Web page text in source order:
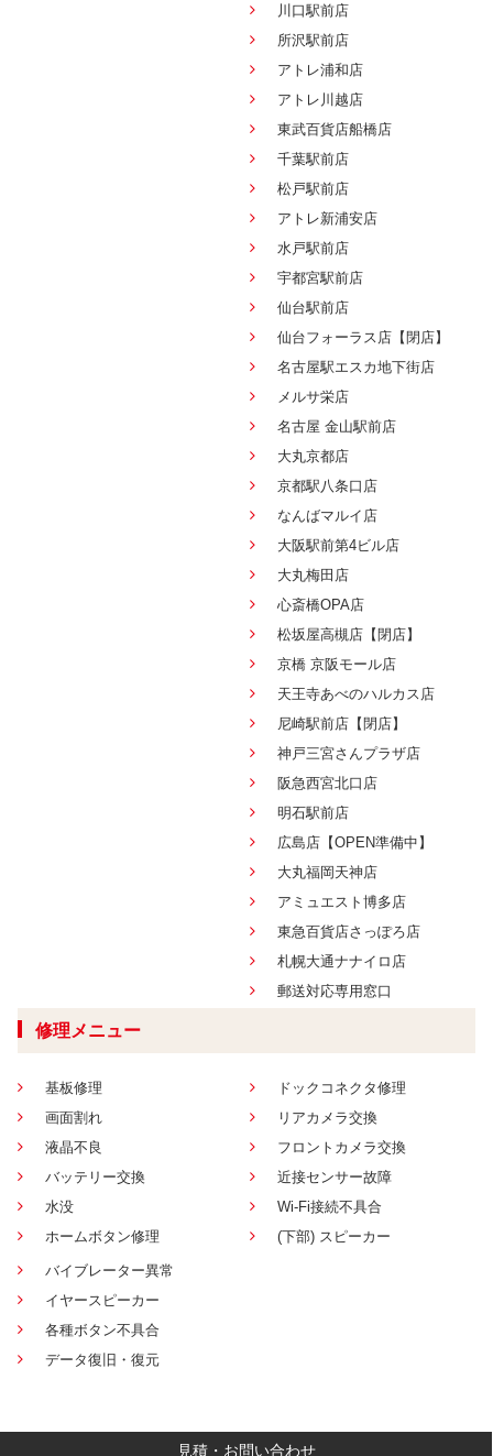
川口駅前店
所沢駅前店
アトレ浦和店
アトレ川越店
東武百貨店船橋店
千葉駅前店
松戸駅前店
アトレ新浦安店
水戸駅前店
宇都宮駅前店
仙台駅前店
仙台フォーラス店【閉店】
名古屋駅エスカ地下街店
メルサ栄店
名古屋 金山駅前店
大丸京都店
京都駅八条口店
なんばマルイ店
大阪駅前第4ビル店
大丸梅田店
心斎橋OPA店
松坂屋高槻店【閉店】
京橋 京阪モール店
天王寺あべのハルカス店
尼崎駅前店【閉店】
神戸三宮さんプラザ店
阪急西宮北口店
明石駅前店
広島店【OPEN準備中】
大丸福岡天神店
アミュエスト博多店
東急百貨店さっぽろ店
札幌大通ナナイロ店
郵送対応専用窓口
修理メニュー
基板修理
画面割れ
液晶不良
バッテリー交換
水没
ホームボタン修理
ドックコネクタ修理
リアカメラ交換
フロントカメラ交換
近接センサー故障
Wi-Fi接続不具合
(下部) スピーカー
バイブレーター異常
イヤースピーカー
各種ボタン不具合
データ復旧・復元
見積・お問い合わせ